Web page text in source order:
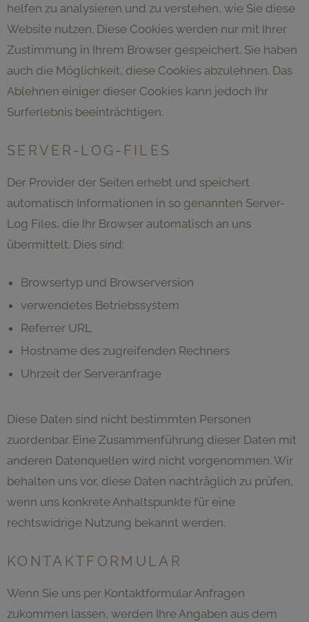
helfen zu analysieren und zu verstehen, wie Sie diese
Website nutzen. Diese Cookies werden nur mit Ihrer
Zustimmung in Ihrem Browser gespeichert. Sie haben
auch die Möglichkeit, diese Cookies abzulehnen. Das
Ablehnen einiger dieser Cookies kann jedoch Ihr
Surferlebnis beeinträchtigen.
SERVER-LOG-FILES
Der Provider der Seiten erhebt und speichert
automatisch Informationen in so genannten Server-
Log Files, die Ihr Browser automatisch an uns
übermittelt. Dies sind:
Browsertyp und Browserversion
verwendetes Betriebssystem
Referrer URL
Hostname des zugreifenden Rechners
Uhrzeit der Serveranfrage
Diese Daten sind nicht bestimmten Personen
zuordenbar. Eine Zusammenführung dieser Daten mit
anderen Datenquellen wird nicht vorgenommen. Wir
behalten uns vor, diese Daten nachträglich zu prüfen,
wenn uns konkrete Anhaltspunkte für eine
rechtswidrige Nutzung bekannt werden.
KONTAKTFORMULAR
Wenn Sie uns per Kontaktformular Anfragen
zukommen lassen, werden Ihre Angaben aus dem